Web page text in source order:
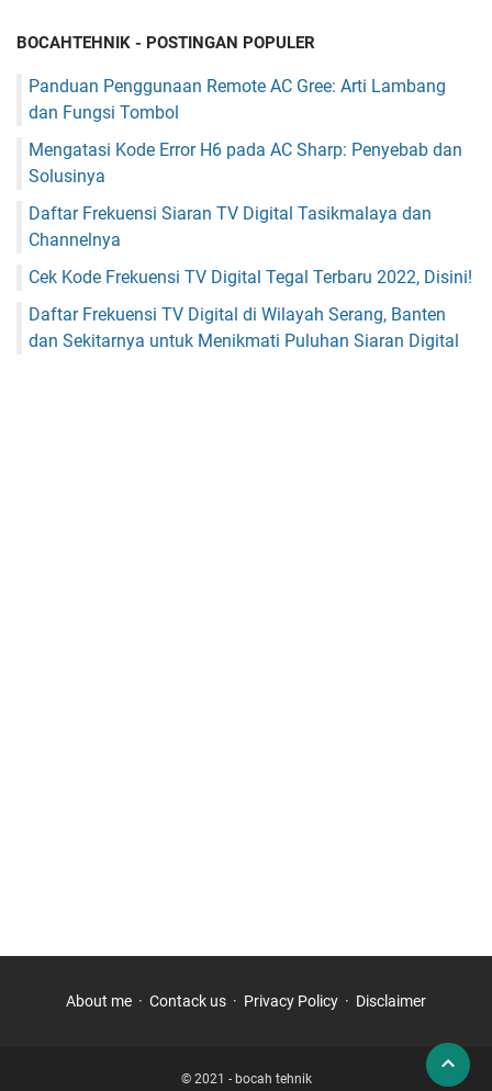
BOCAHTEHNIK - POSTINGAN POPULER
Panduan Penggunaan Remote AC Gree: Arti Lambang
dan Fungsi Tombol
Mengatasi Kode Error H6 pada AC Sharp: Penyebab dan
Solusinya
Daftar Frekuensi Siaran TV Digital Tasikmalaya dan
Channelnya
Cek Kode Frekuensi TV Digital Tegal Terbaru 2022, Disini!
Daftar Frekuensi TV Digital di Wilayah Serang, Banten
dan Sekitarnya untuk Menikmati Puluhan Siaran Digital
About me Contack us Privacy Policy Disclaimer
© 2021 - bocah tehnik